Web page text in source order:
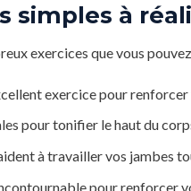
simples à
exercices que vous
exercice pour renforcer
pour tonifier le haut du
à travailler vos jambes
pour renforcer